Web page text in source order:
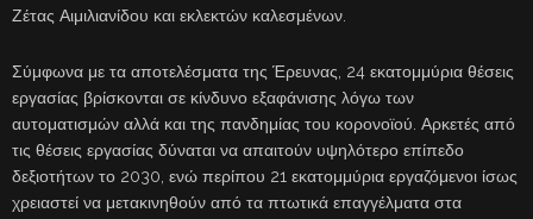
Ζέτας Αιμιλιανίδου και εκλεκτών καλεσμένων.
Σύμφωνα με τα αποτελέσματα της Έρευνας, 24 εκατομμύρια θέσεις
εργασίας βρίσκονται σε κίνδυνο εξαφάνισης λόγω των
αυτοματισμών αλλά και της πανδημίας του κορονοϊού. Αρκετές από
τις θέσεις εργασίας δύναται να απαιτούν υψηλότερο επίπεδο
δεξιοτήτων το 2030, ενώ περίπου 21 εκατομμύρια εργαζόμενοι ίσως
χρειαστεί να μετακινηθούν από τα πτωτικά επαγγέλματα στα